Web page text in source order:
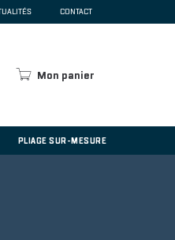
CONTACT
Mon panier
PLIAGE SUR-MESURE